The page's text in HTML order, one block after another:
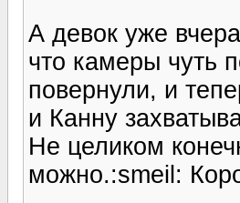
А девок уже
что камеры чуть
повернули, и
и Канну
Не целиком
можно.:smeil: